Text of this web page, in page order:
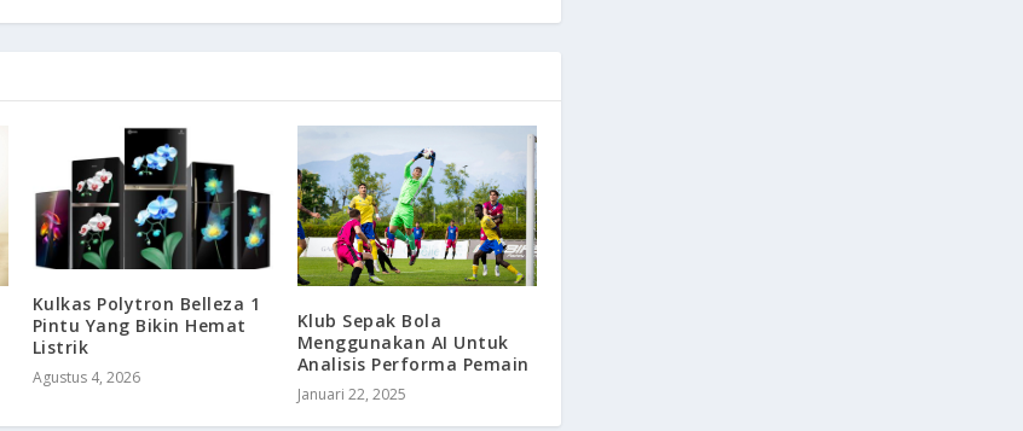
Kulkas Polytron Belleza 1
Pintu Yang Bikin Hemat
Listrik
Agustus 4, 2026
Klub Sepak Bola
Menggunakan AI Untuk
Analisis Performa Pemain
Januari 22, 2025